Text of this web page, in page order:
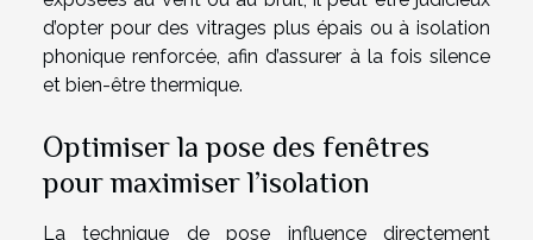
d’opter pour des vitrages plus épais ou à isolation
phonique renforcée, afin d’assurer à la fois silence
et bien-être thermique.
Optimiser la pose des fenêtres
pour maximiser l’isolation
La technique de pose influence directement